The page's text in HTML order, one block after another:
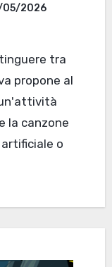
05/2026
propone al
la canzone
o